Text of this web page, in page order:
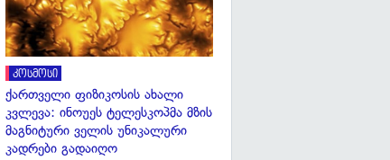
კოსმოსი
ქართველი ფიზიკოსის ახალი
კვლევა: ინოუეს ტელესკოპმა მზის
მაგნიტური ველის უნიკალური
კადრები გადაიღო